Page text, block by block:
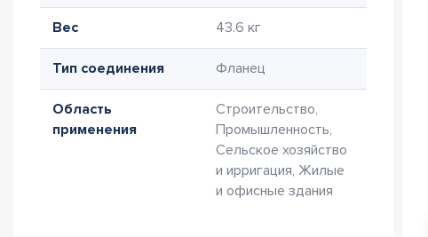
Вес 43.6 кг
Тип соединения Фланец
Область
применения
Строительство,
Промышленность,
Сельское хозяйство
и ирригация, Жилые
и офисные здания